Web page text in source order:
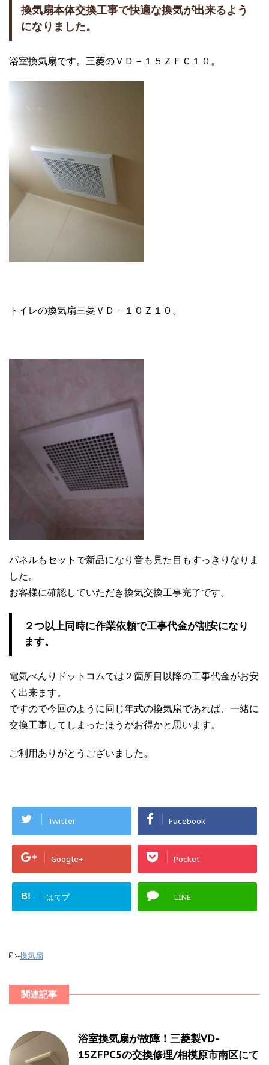
換気扇本体交換工事で快適な換気が出来るよう
になりました。
浴室換気扇です。三菱のＶＤ－１５ＺＦＣ１０。
トイレの換気扇三菱ＶＤ－１０Ｚ１０。
パネルもセットで新品になり音も見た目もすっきりなりま
した。
お客様に確認していただき換気交換工事完了です。
２つ以上同時に作業依頼で工事代金が割安になり
ます。
電気べんりドットコムでは２箇所目以降の工事代金がお安
く出来ます。
ですので今回のように同じ年式の換気扇であれば、一緒に
交換工事してしまったほうがお得かと思います。
ご利用ありがとうございました。
Twitter Facebook
Google+ Pocket
B! はてブ LINE
-換気扇
関連記事
浴室換気扇が故障！三菱製VD-
15ZFPC5の交換修理/相模原市南区にて